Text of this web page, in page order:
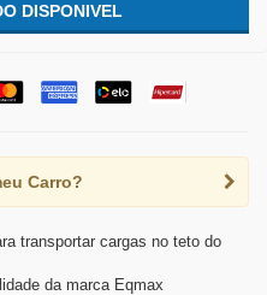
DISPONIVEL
Carro?
transportar cargas no teto do
da marca Eqmax